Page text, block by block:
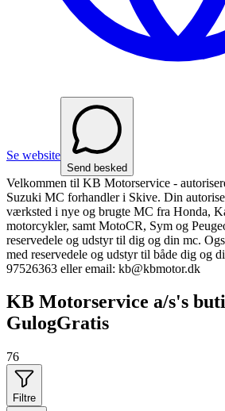
Se website
Send besked
Velkommen til KB Motorservice -
Suzuki MC forhandler i Skive. Din
værksted i nye og brugte MC fra Honda,
motorcykler, samt MotoCR, Sym og
reservedele og udstyr til dig og din mc.
med reservedele og udstyr til både dig og
97526363 eller email: kb@kbmotor.dk
KB Motorservice a/s's
GulogGratis
76
Filtre